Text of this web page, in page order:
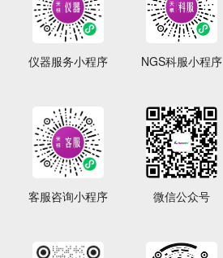
仪器服务小程序 NGS科服小程序
客服咨询小程序 微信公众号